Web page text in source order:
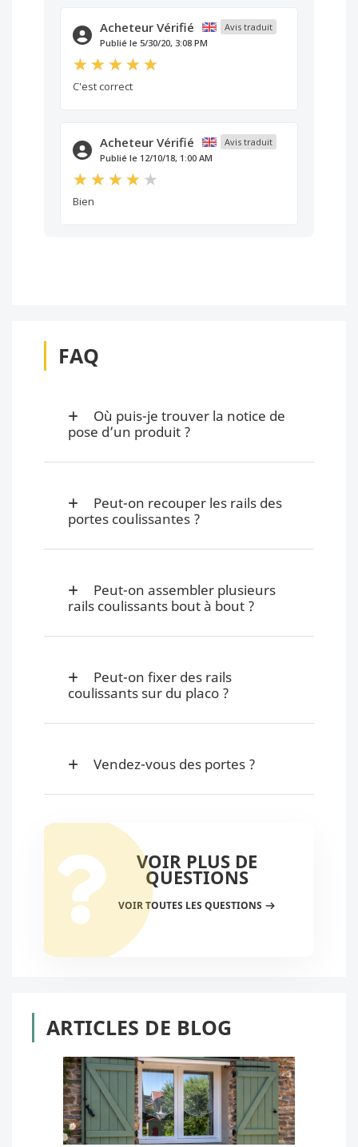
Acheteur Vérifié
Avis traduit
Publié le 5/30/20, 3:08 PM
C'est correct
Acheteur Vérifié
Avis traduit
Publié le 12/10/18, 1:00 AM
Bien
FAQ
Où puis-je trouver la notice de
pose d’un produit ?
Peut-on recouper les rails des
portes coulissantes ?
Peut-on assembler plusieurs
rails coulissants bout à bout ?
Peut-on fixer des rails
coulissants sur du placo ?
Vendez-vous des portes ?
VOIR PLUS DE
QUESTIONS
VOIR TOUTES LES QUESTIONS
ARTICLES DE BLOG